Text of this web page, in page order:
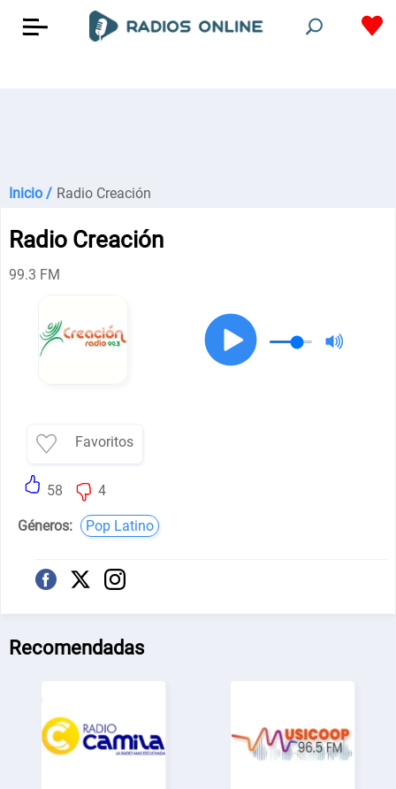
Inicio / Radio Creación
Radio Creación
99.3 FM
Favoritos
58 4
Géneros: Pop Latino
Recomendadas